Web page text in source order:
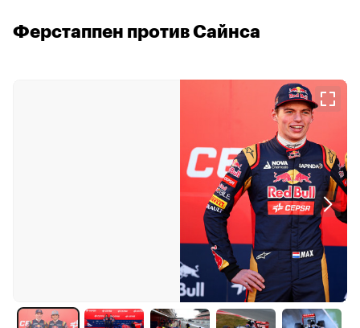
Ферстаппен против Сайнса